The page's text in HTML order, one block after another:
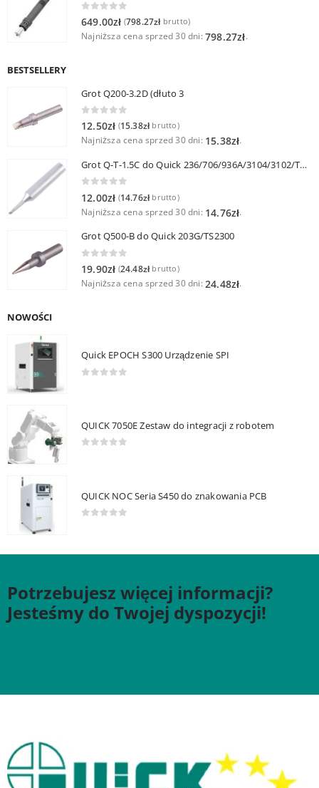
649.00zł (798.27złbrutto)
Najniższa cena sprzed 30 dni: 798.27zł.
BESTSELLERY
Grot Q200-3.2D (dłuto 3
0out of 5
12.50zł (15.38złbrutto)
Najniższa cena sprzed 30 dni: 15.38zł.
Grot Q-T-1.5C do Quick 236/706/936A/3104/3102/TS1100
12.00zł (14.76złbrutto)
Najniższa cena sprzed 30 dni: 14.76zł.
Grot Q500-B do Quick 203G/TS2300
0out of 5
19.90zł (24.48złbrutto)
Najniższa cena sprzed 30 dni: 24.48zł.
NOWOŚCI
Quick EPOCH S300 Urządzenie SPI
QUICK 7050E Zestaw do integracji z robotem
QUICK NOC Seria S450 do znakowania PCB
Potrzebujesz więcej informacji?
Jesteśmy do Twojej dyspozycji!